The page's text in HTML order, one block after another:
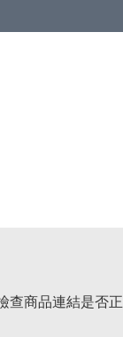
查商品連結是否正